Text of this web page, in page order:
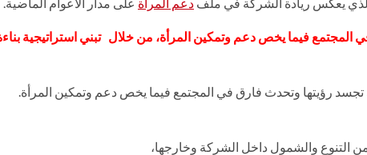
فيما يخص دعم وتمكين المرأة، من خلال تبني استراتيجية
رؤيتها وتحدث فارق في المجتمع فيما يخص دعم وتمكين المرأة.
التنوع والشمول داخل الشركة وخارجها،